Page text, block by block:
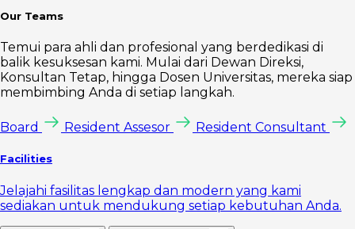
Our Teams
Temui para ahli dan profesional yang berdedikasi di
balik kesuksesan kami. Mulai dari Dewan Direksi,
Konsultan Tetap, hingga Dosen Universitas, mereka siap
membimbing Anda di setiap langkah.
Board Resident Assesor Resident Consultant
Facilities
Jelajahi fasilitas lengkap dan modern yang kami
sediakan untuk mendukung setiap kebutuhan Anda.